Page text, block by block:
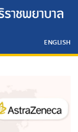
ENGLISH